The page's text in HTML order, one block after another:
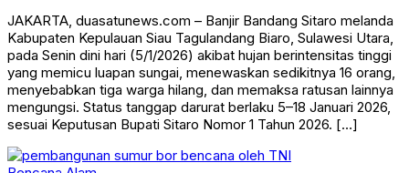
JAKARTA, duasatunews.com – Banjir Bandang Sitaro melanda
Kabupaten Kepulauan Siau Tagulandang Biaro, Sulawesi Utara,
pada Senin dini hari (5/1/2026) akibat hujan berintensitas tinggi
yang memicu luapan sungai, menewaskan sedikitnya 16 orang,
menyebabkan tiga warga hilang, dan memaksa ratusan lainnya
mengungsi. Status tanggap darurat berlaku 5–18 Januari 2026,
sesuai Keputusan Bupati Sitaro Nomor 1 Tahun 2026. […]